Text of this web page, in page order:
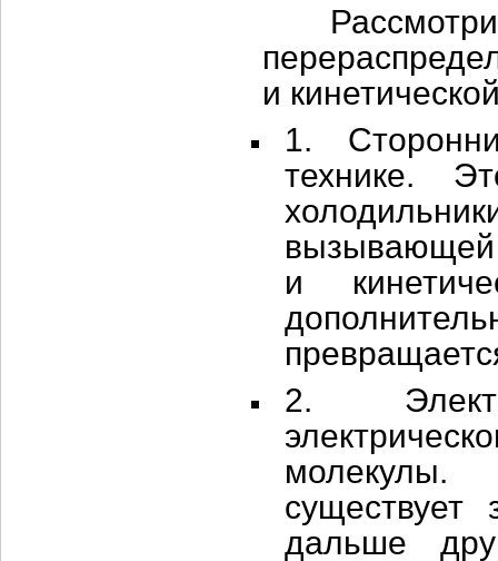
и
1.
технике.
вызывающей
и
2.
существует
дальше